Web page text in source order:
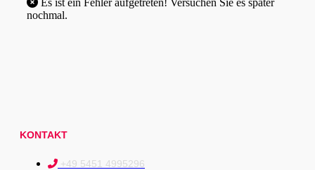
nochmal.
KONTAKT
+49 5451 4995296